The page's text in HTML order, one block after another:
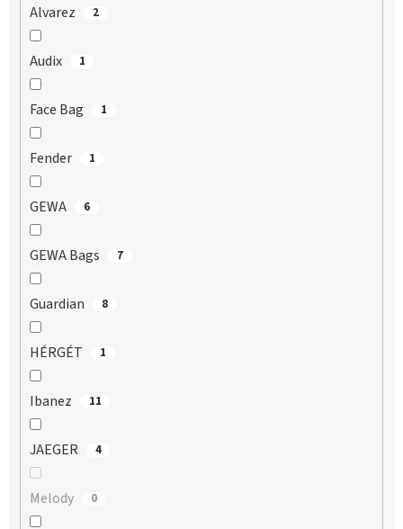
Alvarez 2
Audix 1
Face Bag 1
Fender 1
GEWA 6
GEWA Bags 7
Guardian 8
HÉRGÉT 1
Ibanez 11
JAEGER 4
Melody 0